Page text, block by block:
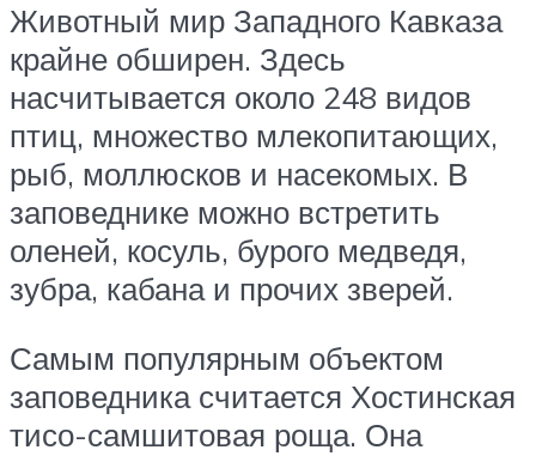
Животный мир Западного Кавказа
крайне обширен. Здесь
насчитывается около 248 видов
птиц, множество млекопитающих,
рыб, моллюсков и насекомых. В
заповеднике можно встретить
оленей, косуль, бурого медведя,
зубра, кабана и прочих зверей.
Самым популярным объектом
заповедника считается Хостинская
тисо-самшитовая роща. Она